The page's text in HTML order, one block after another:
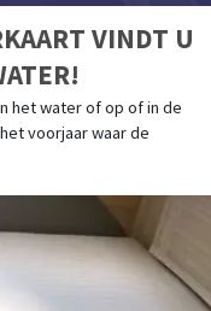
VINDT U
het water of op of in de
voorjaar waar de